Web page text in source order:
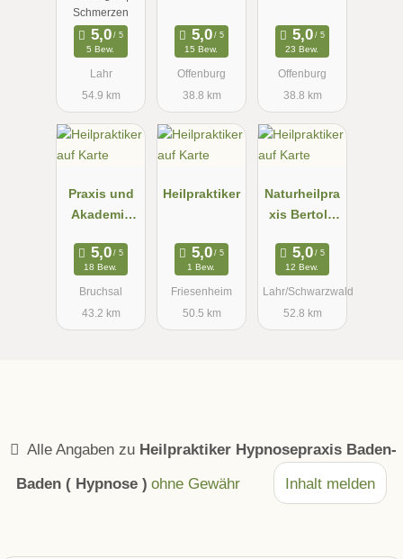
Schmerzen
5 Bew.
Lahr
54.9 km
15 Bew.
Offenburg
38.8 km
23 Bew.
Offenburg
38.8 km
Praxis und
Akademie
Heilpraktiker
in für
Psychothera
pie, Andrea
18 Bew.
Bruchsal
43.2 km
Heilpraktiker
1 Bew.
Friesenheim
50.5 km
Naturheilpra
xis Bertold
12 Bew.
Lahr/Schwarzwald
52.8 km
Alle Angaben zu Heilpraktiker Hypnosepraxis Baden-
Baden ( Hypnose ) ohne Gewähr Inhalt melden